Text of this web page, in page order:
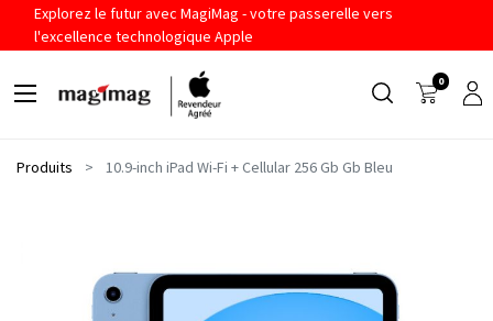
Explorez le futur avec MagiMag - votre passerelle vers
l'excellence technologique Apple
0
Produits 10.9-inch iPad Wi-Fi + Cellular 256 Gb Gb Bleu